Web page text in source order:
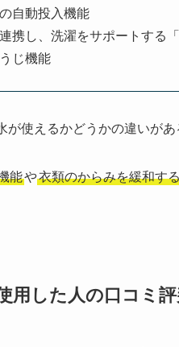
自動投入機能
携し、洗濯をサポートする
じ機能
が使えるかどうかの違いがあ
能や衣類のからみを緩和す
用した人の口コミ